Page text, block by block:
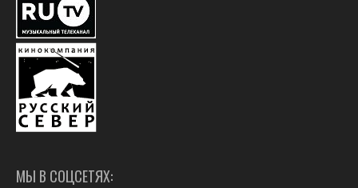
МЫ В СОЦСЕТЯХ: